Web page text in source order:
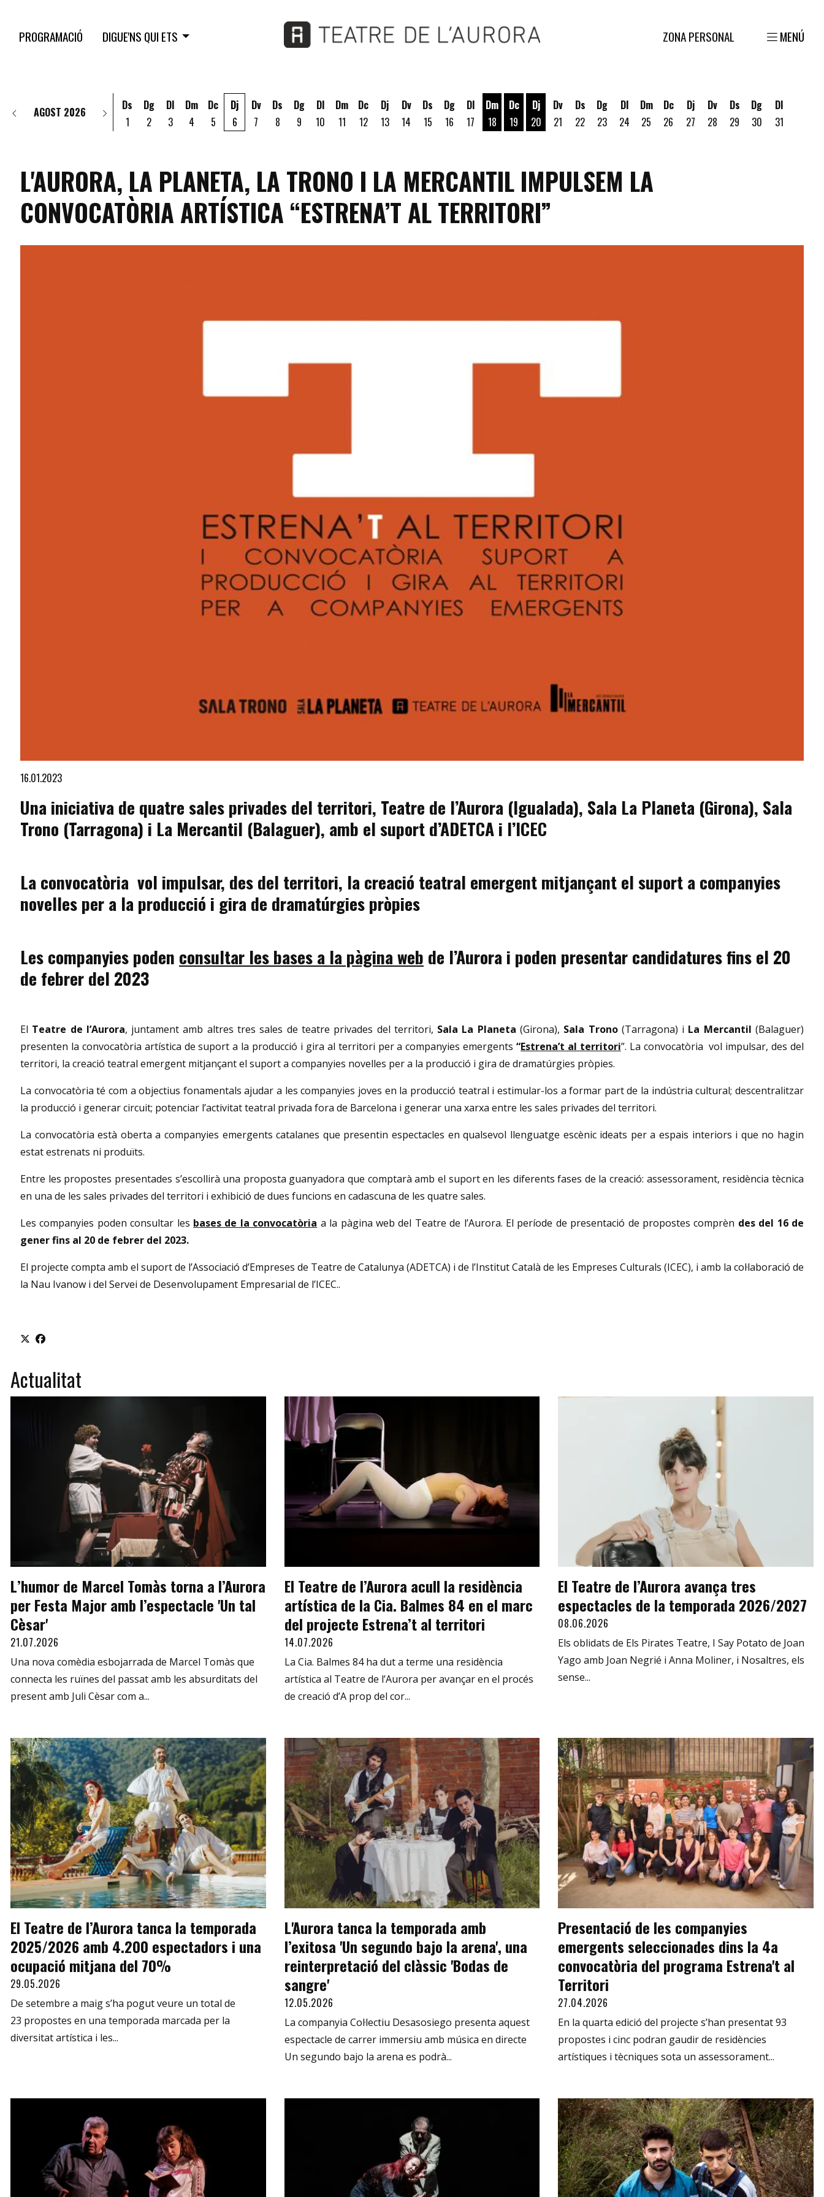
PROGRAMACIÓ DIGUE'NS QUI ETS ZONA PERSONAL MENÚ
AGOST 2026
Ds
1
Dg
2
Dl
3
Dm
4
Dc
5
Dj
6
Dv
7
Ds
8
Dg
9
Dl
10
Dm
11
Dc
12
Dj
13
Dv
14
Ds
15
Dg
16
Dl
17
Dm
18
Dc
19
Dj
20
Dv
21
Ds
22
Dg
23
Dl
24
Dm
25
Dc
26
Dj
27
Dv
28
Ds
29
Dg
30
Dl
31
L'AURORA, LA PLANETA, LA TRONO I LA MERCANTIL IMPULSEM LA
CONVOCATÒRIA ARTÍSTICA “ESTRENA’T AL TERRITORI”
16.01.2023
Una iniciativa de quatre sales privades del territori, Teatre de l’Aurora (Igualada), Sala La Planeta (Girona), Sala
Trono (Tarragona) i La Mercantil (Balaguer), amb el suport d’ADETCA i l’ICEC
La convocatòria vol impulsar, des del territori, la creació teatral emergent mitjançant el suport a companyies
novelles per a la producció i gira de dramatúrgies pròpies
Les companyies poden consultar les bases a la pàgina web de l’Aurora i poden presentar candidatures fins el 20
de febrer del 2023
El Teatre de l’Aurora, juntament amb altres tres sales de teatre privades del territori, Sala La Planeta (Girona), Sala Trono (Tarragona) i La Mercantil (Balaguer)
presenten la convocatòria artística de suport a la producció i gira al territori per a companyies emergents “Estrena’t al territori”. La convocatòria vol impulsar, des del
territori, la creació teatral emergent mitjançant el suport a companyies novelles per a la producció i gira de dramatúrgies pròpies.
La convocatòria té com a objectius fonamentals ajudar a les companyies joves en la producció teatral i estimular-los a formar part de la indústria cultural; descentralitzar
la producció i generar circuit; potenciar l’activitat teatral privada fora de Barcelona i generar una xarxa entre les sales privades del territori.
La convocatòria està oberta a companyies emergents catalanes que presentin espectacles en qualsevol llenguatge escènic ideats per a espais interiors i que no hagin
estat estrenats ni produïts.
Entre les propostes presentades s’escollirà una proposta guanyadora que comptarà amb el suport en les diferents fases de la creació: assessorament, residència tècnica
en una de les sales privades del territori i exhibició de dues funcions en cadascuna de les quatre sales.
Les companyies poden consultar les bases de la convocatòria a la pàgina web del Teatre de l’Aurora. El període de presentació de propostes comprèn des del 16 de
gener fins al 20 de febrer del 2023.
El projecte compta amb el suport de l’Associació d’Empreses de Teatre de Catalunya (ADETCA) i de l’Institut Català de les Empreses Culturals (ICEC), i amb la col·laboració de
la Nau Ivanow i del Servei de Desenvolupament Empresarial de l’ICEC..
Actualitat
L’humor de Marcel Tomàs torna a l’Aurora
per Festa Major amb l’espectacle 'Un tal
Cèsar'
21.07.2026
Una nova comèdia esbojarrada de Marcel Tomàs que
connecta les ruïnes del passat amb les absurditats del
present amb Juli Cèsar com a...
El Teatre de l’Aurora acull la residència
artística de la Cia. Balmes 84 en el marc
del projecte Estrena’t al territori
14.07.2026
La Cia. Balmes 84 ha dut a terme una residència
artística al Teatre de l’Aurora per avançar en el procés
de creació d’A prop del cor...
El Teatre de l’Aurora avança tres
espectacles de la temporada 2026/2027
08.06.2026
Els oblidats de Els Pirates Teatre, I Say Potato de Joan
Yago amb Joan Negrié i Anna Moliner, i Nosaltres, els
sense...
El Teatre de l’Aurora tanca la temporada
2025/2026 amb 4.200 espectadors i una
ocupació mitjana del 70%
29.05.2026
De setembre a maig s’ha pogut veure un total de
23 propostes en una temporada marcada per la
diversitat artística i les...
L'Aurora tanca la temporada amb
l’exitosa 'Un segundo bajo la arena', una
reinterpretació del clàssic 'Bodas de
sangre'
12.05.2026
La companyia Col·lectiu Desasosiego presenta aquest
espectacle de carrer immersiu amb música en directe
Un segundo bajo la arena es podrà...
Presentació de les companyies
emergents seleccionades dins la 4a
convocatòria del programa Estrena't al
Territori
27.04.2026
En la quarta edició del projecte s’han presentat 93
propostes i cinc podran gaudir de residències
artístiques i tècniques sota un assessorament...